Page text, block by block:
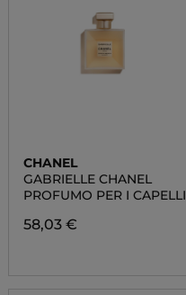
CHANEL
GABRIELLE CHANEL
PROFUMO PER I CAPELLI
58,03 €